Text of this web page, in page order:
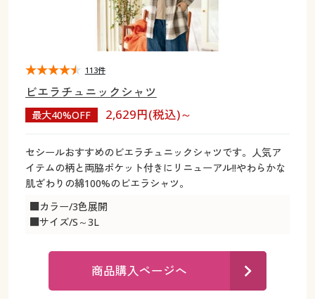
カーテン・ラグ・ファブリック
ジュニア・ティーンズ下着
大きいサイズ通販すべて
大きいサイズ レディース服
大きいサイズ レディース下着
大きいサイズ メンズ
大きいサイズ 事務・制服
バーゲンセール
シークレットセール
詳細検索
商品カテゴリ一覧
カタログ・チラシからのご注文
デジタルカタログ
カタログ無料プレゼント
会員メニュー
ジュニア・ティーンズ下着
大きいサイズ レディース服
大きいサイズ レディース下着
シークレットセール
商品カテゴリ一覧
カタログ
デジタルカタログ
カタログ無料プレゼント
ビエラチュニックシャツ
最大40%OFF 2,629円(税込)～
セシールおすすめのビエラチュニックシャツです。人気ア
イテムの柄と両脇ポケット付きにリニューアル!!やわらかな
肌ざわりの綿100%のビエラシャツ。
■カラー/3色展開
■サイズ/S～3L
113件
商品購入ページへ